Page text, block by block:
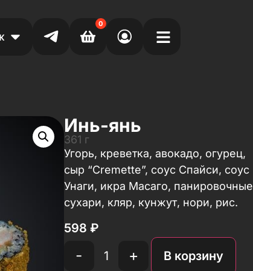
0
Инь-янь
361 г
Угорь, креветка, авокадо, огурец,
сыр “Cremette”, соус Спайси, соус
Унаги, икра Масаго, панировочные
сухари, кляр, кунжут, нори, рис.
598 ₽
- + В корзину